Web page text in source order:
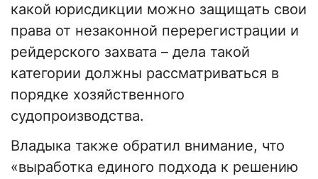
какой юрисдикции можно защищать свои
права от незаконной перерегистрации и
рейдерского захвата – дела такой
категории должны рассматриваться в
порядке хозяйственного
судопроизводства.
Владыка также обратил внимание, что
«выработка единого подхода к решению